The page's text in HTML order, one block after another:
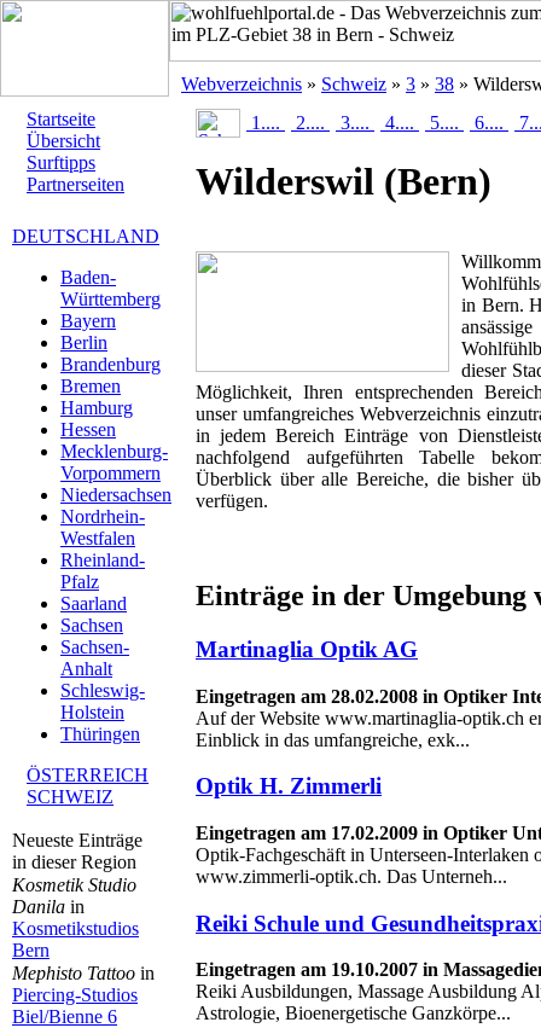
Webverzeichnis » Schweiz » 3 » 38 »
Startseite
Übersicht
Surftipps
Partnerseiten
DEUTSCHLAND
Baden-
Württemberg
Bayern
Berlin
Brandenburg
Bremen
Hamburg
Hessen
Mecklenburg-
Vorpommern
Niedersachsen
Nordrhein-
Westfalen
Rheinland-
Pfalz
Saarland
Sachsen
Sachsen-
Anhalt
Schleswig-
Holstein
Thüringen
ÖSTERREICH
SCHWEIZ
Neueste Einträge
in dieser Region
Kosmetik Studio
Danila in
Kosmetikstudios
Bern
Mephisto Tattoo in
Piercing-Studios
Biel/Bienne 6
1.... 2.... 3.... 4.... 5.... 6....
Wilderswil (Bern)
in Bern.
dieser
Möglichkeit, Ihren entsprechenden
unser umfangreiches Webverzeichnis
in jedem Bereich Einträge von
nachfolgend aufgeführten Tabelle
Überblick über alle Bereiche, die bisher
verfügen.
Einträge in der
Martinaglia Optik AG
Eingetragen am 28.02.2008 in Optiker
Auf der Website www.martinaglia-optik.ch
Einblick in das umfangreiche, exk...
Optik H. Zimmerli
Eingetragen am 17.02.2009 in Optiker
Optik-Fachgeschäft in Unterseen-Interlaken
www.zimmerli-optik.ch. Das Unterneh...
Reiki Schule und
Eingetragen am 19.10.2007 in
Reiki Ausbildungen, Massage Ausbildung
Astrologie, Bioenergetische Ganzkörpe...